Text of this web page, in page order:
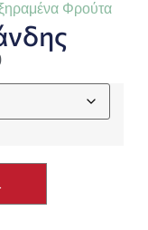
Φρούτα